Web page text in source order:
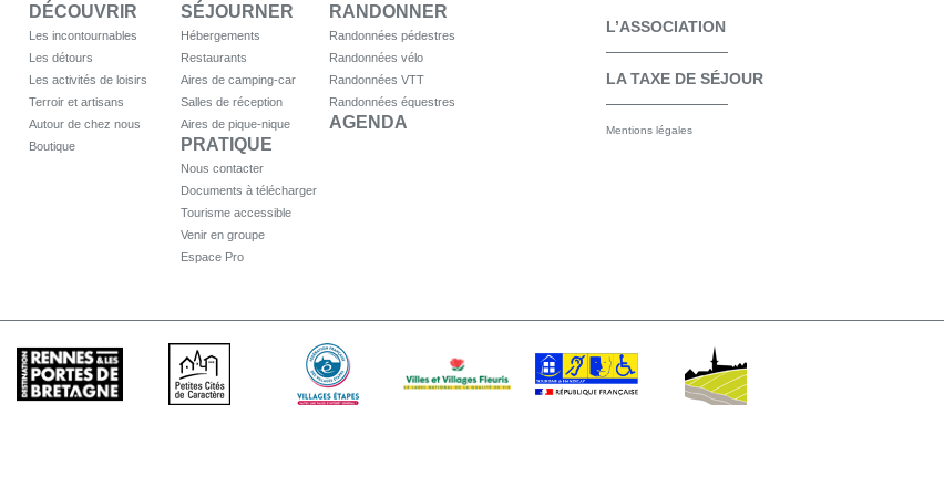
DÉCOUVRIR
Les incontournables
Les détours
Les activités de loisirs
Terroir et artisans
Autour de chez nous
Boutique
SÉJOURNER
Hébergements
Restaurants
Aires de camping-car
Salles de réception
Aires de pique-nique
RANDONNER
Randonnées pédestres
Randonnées vélo
Randonnées VTT
Randonnées équestres
AGENDA
PRATIQUE
Nous contacter
Documents à télécharger
Tourisme accessible
Venir en groupe
Espace Pro
L’ASSOCIATION
LA TAXE DE SÉJOUR
Mentions légales